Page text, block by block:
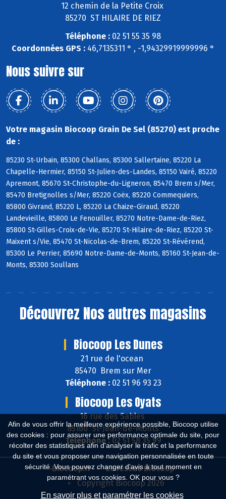
Afin de vous offrir la meilleure expérience possible, Biocoop utilise
des cookies : pour assurer une performance optimale du site, pour
récolter des statistiques afin d'analyser le trafic et la performance
du site et vous proposer une navigation personnalisée en toute
sécurité. Vous pouvez changer d'avis à tout moment en
paramétrant vos cookies. OK pour vous ?
En savoir plus et paramétrer les cookies
12 chemin de la Petite Croix
85270 ST HILAIRE DE RIEZ
Téléphone : 02 51 55 35 98
Coordonnées GPS : 46,7135311 ° , -1,94329919999996 °
Nous suivre sur
Votre magasin Biocoop Grain De Sel (85270) est proche
de :
85230 St-Urbain, 85300 Challans, 85300 Sallertaine, 85220 La
Chapelle-Hermier, 85150 St-Julien-des-Landes, 85150 Vairé, 85220
Apremont, 85670 St-Christophe-du-Ligneron, 85470 Brem s/Mer,
85470 Bretignolles s/Mer, 85220 Coëx, 85220 Commequiers,
85800 Givrand, 85220 L, 85220 La Chaize-Giraud, 85220
Landevieille, 85800 Le Fenouiller, 85270 Notre-Dame-de-Riez,
85800 St-Gilles-Croix-de-Vie, 85270 St-Hilaire-de-Riez, 85220 St-
Maixent s/Vie, 85470 St-Nicolas-de-Brem, 85220 St-Révérend,
85300 Le Perrier, 85690 Notre-Dame-de-Monts, 85160 St-Jean-de-
Monts, 85300 Soullans
Découvrez Nos autres magasins
Biocoop Les Dunes
21 rue de l'ocean
85470 Brem sur Mer
Téléphone :02 51 96 93 23
Biocoop Les Oyats
16 rue des Sables
85160 St-Jean-de-Monts
Téléphone :02 51 58 35 99
Biocoop.fr
Le réseau Biocoop
Copyright Biocoop 2026